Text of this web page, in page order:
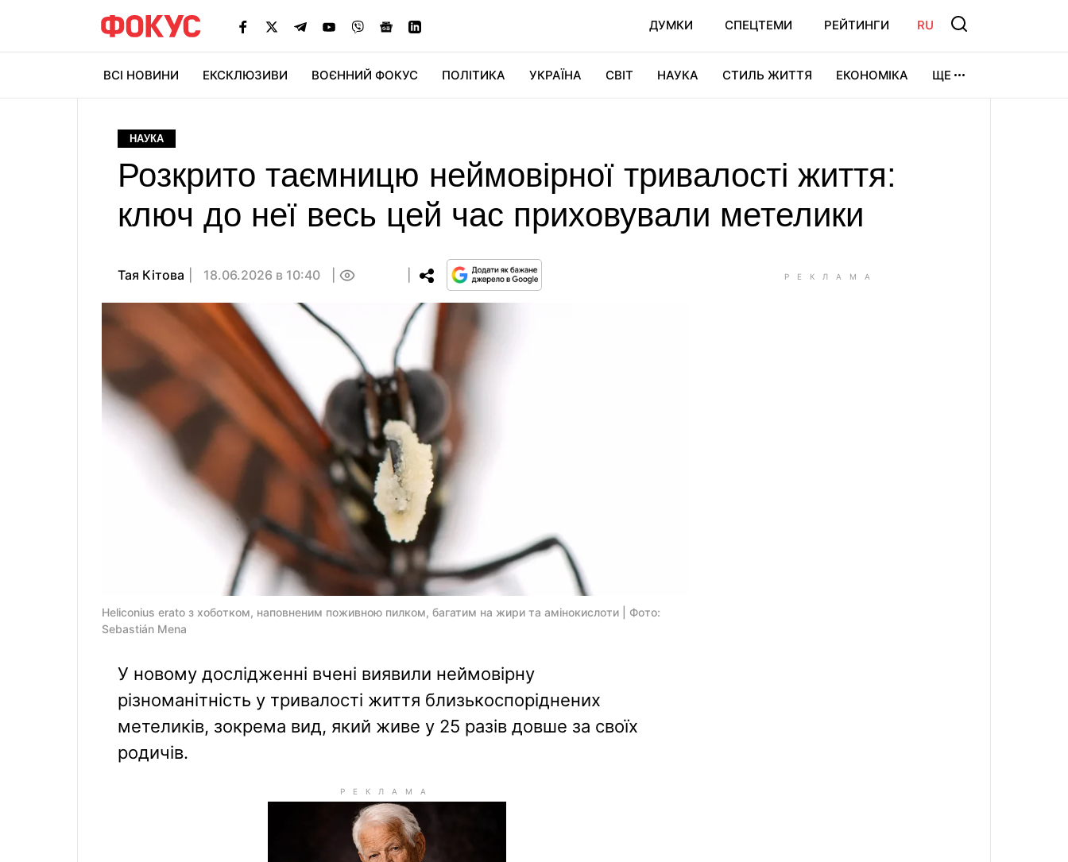
ДУМКИ СПЕЦТЕМИ РЕЙТИНГИ RU
ВСІ НОВИНИ ЕКСКЛЮЗИВИ ВОЄННИЙ ФОКУС ПОЛІТИКА УКРАЇНА СВІТ НАУКА СТИЛЬ ЖИТТЯ ЕКОНОМІКА ЩЕ
НАУКА
Розкрито таємницю неймовірної тривалості життя:
ключ до неї весь цей час приховували метелики
Тая Кітова 18.06.2026 в 10:40
Heliconius erato з хоботком, наповненим поживною пилком, багатим на жири та амінокислоти | Фото:
Sebastián Mena
У новому дослідженні вчені виявили неймовірну
різноманітність у тривалості життя близькоспоріднених
метеликів, зокрема вид, який живе у 25 разів довше за своїх
родичів.